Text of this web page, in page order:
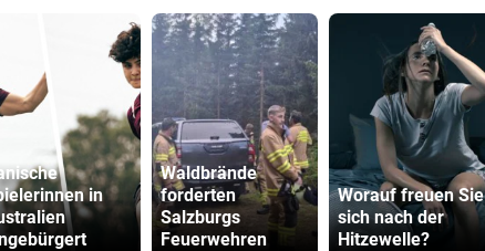
in
Waldbrände
forderten
Salzburgs
Feuerwehren
Worauf freuen Sie
sich nach der
Hitzewelle?